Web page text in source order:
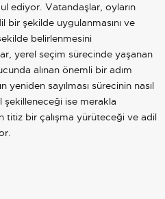
ediyor. Vatandaşlar, oyların
bir şekilde uygulanmasını ve
belirlenmesini
yerel seçim sürecinde yaşanan
alınan önemli bir adım
sayılması sürecinin nasıl
şekilleneceği ise merakla
titiz bir çalışma yürüteceği ve adil